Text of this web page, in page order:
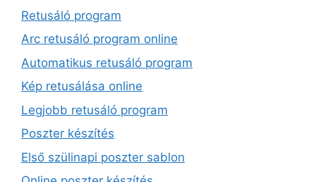
Retusáló program
Arc retusáló program online
Automatikus retusáló program
Kép retusálása online
Legjobb retusáló program
Poszter készítés
Első szülinapi poszter sablon